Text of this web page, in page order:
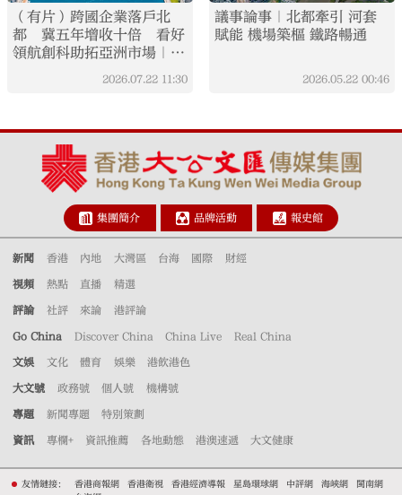
（有片）跨國企業落戶北
都 冀五年增收十倍 看好
領航創科助拓亞洲市場｜港
好十五五·EP32026.07.22 11:30
議事論事｜北都牽引 河套
賦能 機場築樞 鐵路暢通
2026.05.22 00:46
集團簡介 品牌活動 報史館
新聞 香港 內地 大灣區 台海 國際 財經
視頻 熱點 直播 精選
評論 社評 來論 港評論
Go China Discover China China Live Real China
文娛 文化 體育 娛樂 港飲港色
大文號 政務號 個人號 機構號
專題 新聞專題 特別策劃
資訊 專欄+ 資訊推薦 各地動態 港澳速遞 大文健康
友情鏈接： 香港商報網 香港衛視 香港經濟導報 星島環球網 中評網 海峽網
閩南網